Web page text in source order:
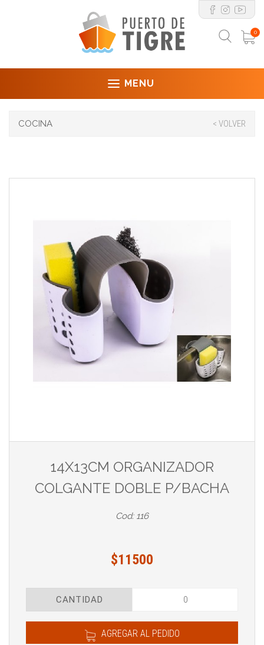
0
MENU
COCINA < VOLVER
14X13CM ORGANIZADOR
COLGANTE DOBLE P/BACHA
Cod: 116
$11500
CANTIDAD
AGREGAR AL PEDIDO